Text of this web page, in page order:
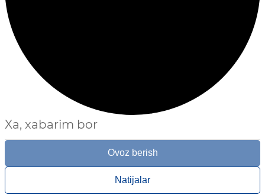
Xa, xabarim bor
Ovoz berish
Natijalar